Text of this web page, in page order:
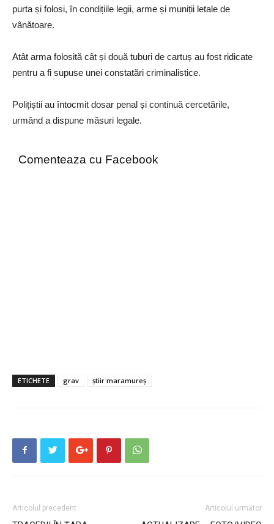
purta și folosi, în condițiile legii, arme și muniții letale de
vânătoare.
Atât arma folosită cât și două tuburi de cartuș au fost ridicate
pentru a fi supuse unei constatări criminalistice.
Polițiștii au întocmit dosar penal și continuă cercetările,
urmând a dispune măsuri legale.
Comenteaza cu Facebook
ETICHETE grav știir maramureș
Articolul precedent Articolul următor